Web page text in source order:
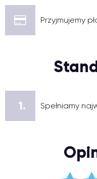
Przyjmujemy
1. Spełniamy